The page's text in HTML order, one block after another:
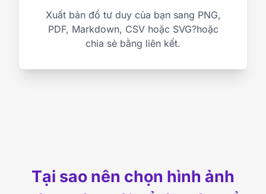
Xuất bản đồ tư duy của bạn sang PNG,
PDF, Markdown, CSV hoặc SVG?hoặc
chia sẻ bằng liên kết.
Tại sao nên chọn hình ảnh